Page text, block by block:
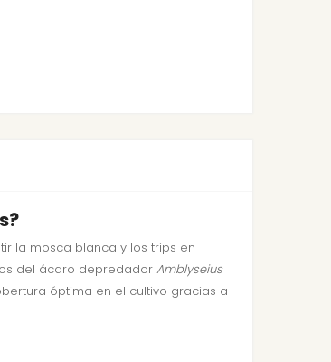
la mosca blanca y los trips en
del ácaro depredador Amblyseius
óptima en el cultivo gracias a